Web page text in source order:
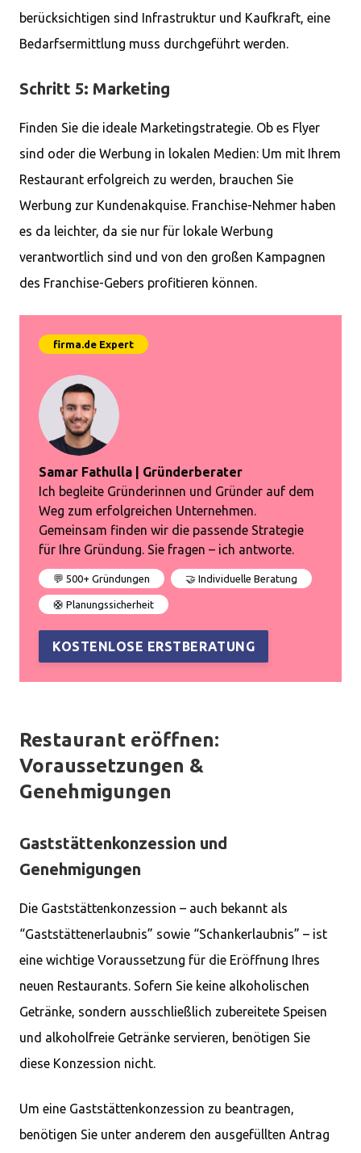
berücksichtigen sind Infrastruktur und Kaufkraft, eine
Bedarfsermittlung muss durchgeführt werden.
Schritt 5: Marketing
Finden Sie die ideale Marketingstrategie. Ob es Flyer
sind oder die Werbung in lokalen Medien: Um mit Ihrem
Restaurant erfolgreich zu werden, brauchen Sie
Werbung zur Kundenakquise. Franchise-Nehmer haben
es da leichter, da sie nur für lokale Werbung
verantwortlich sind und von den großen Kampagnen
des Franchise-Gebers profitieren können.
Samar Fathulla | Gründerberater
Ich begleite Gründerinnen und Gründer auf dem
Weg zum erfolgreichen Unternehmen.
Gemeinsam finden wir die passende Strategie
für Ihre Gründung. Sie fragen – ich antworte.
💬 500+ Gründungen 🤝 Individuelle Beratung
🛟 Planungssicherheit
KOSTENLOSE ERSTBERATUNG
Restaurant eröffnen:
Voraussetzungen &
Genehmigungen
Gaststättenkonzession und
Genehmigungen
Die Gaststättenkonzession – auch bekannt als
“Gaststättenerlaubnis” sowie “Schankerlaubnis” – ist
eine wichtige Voraussetzung für die Eröffnung Ihres
neuen Restaurants. Sofern Sie keine alkoholischen
Getränke, sondern ausschließlich zubereitete Speisen
und alkoholfreie Getränke servieren, benötigen Sie
diese Konzession nicht.
Um eine Gaststättenkonzession zu beantragen,
benötigen Sie unter anderem den ausgefüllten Antrag